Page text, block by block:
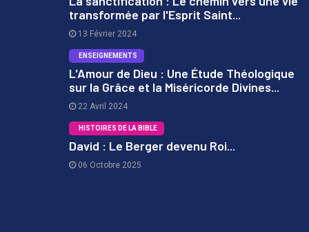
transformée par l'Esprit Saint...
13 Février 2024
ENSEIGNEMENTS
L'Amour de Dieu : Une Étude Théologique
sur la Grâce et la Miséricorde Divines...
22 Avril 2024
HISTOIRES DE LA BIBLE
David : Le Berger devenu Roi...
06 Octobre 2025